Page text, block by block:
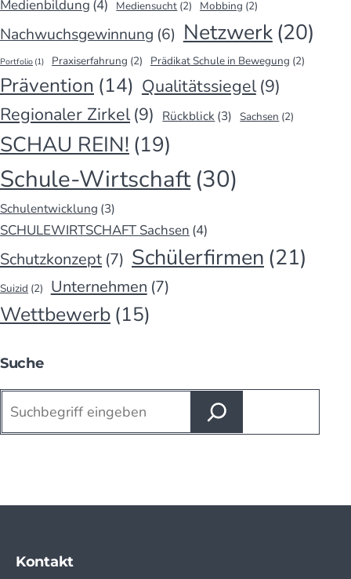
Medienbildung (4) Mediensucht (2) Mobbing (2)
Nachwuchsgewinnung (6) Netzwerk(20)
Portfolio (1) Praxiserfahrung (2) Prädikat Schule in Bewegung (2)
Prävention (14) Qualitätssiegel (9)
Regionaler Zirkel (9) Rückblick (3) Sachsen (2)
SCHAU REIN! (19)
Schule-Wirtschaft (30)
Schulentwicklung (3)
SCHULEWIRTSCHAFT Sachsen (4)
Schutzkonzept (7) Schülerfirmen (21)
Suizid (2) Unternehmen (7)
Wettbewerb (15)
Suche
Kontakt